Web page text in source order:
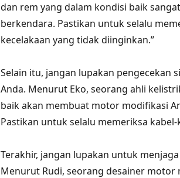
dan rem yang dalam kondisi baik
berkendara. Pastikan untuk selalu
kecelakaan yang tidak diinginkan.”
Selain itu, jangan lupakan pengecekan
Anda. Menurut Eko, seorang ahli
baik akan membuat motor modifikasi
Pastikan untuk selalu memeriksa
Terakhir, jangan lupakan untuk
Menurut Rudi, seorang desainer motor